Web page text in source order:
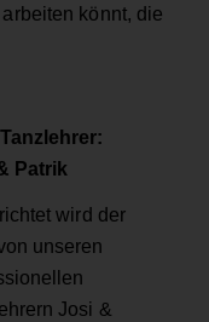
könnt, die
Patrik
wird der
unseren
Josi &